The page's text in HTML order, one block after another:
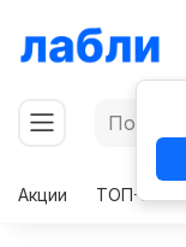
Акции
ТОП-50